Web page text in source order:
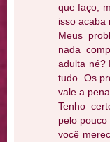
que faço,
isso acaba
Meus
nada
adulta né?
tudo. Os
vale a
Tenho
pelo
você